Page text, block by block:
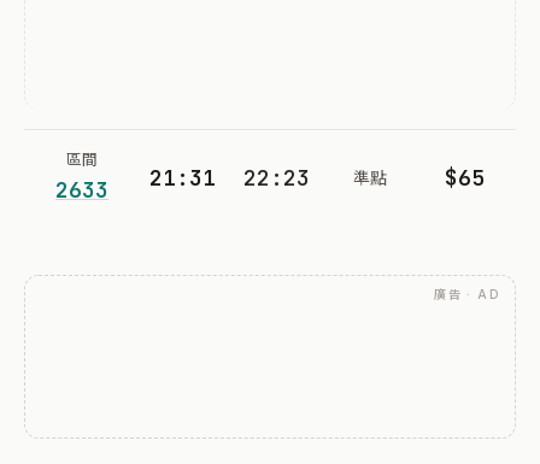
區間
2633 21:31 22:23 準點 $65
廣告 · AD